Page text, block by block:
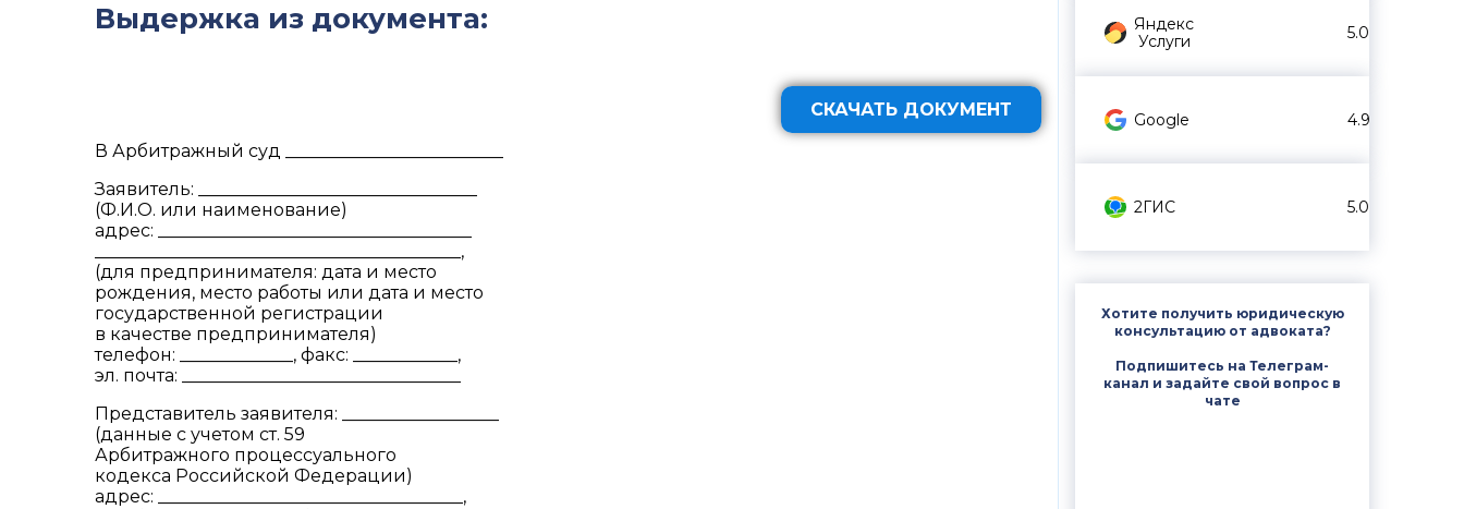
Яндекс
Услуги
5.0
Google 4.9
2ГИС 5.0
Хотите получить юридическую
консультацию от адвоката?
Подпишитесь на Телеграм-
канал и задайте свой вопрос в
чате
Выдержка из документа:
СКАЧАТЬ ДОКУМЕНТ
В Арбитражный суд _________________________
Заявитель: ________________________________
(Ф.И.О. или наименование)
адрес: ____________________________________
__________________________________________,
(для предпринимателя: дата и место
рождения, место работы или дата и место
государственной регистрации
в качестве предпринимателя)
телефон: _____________, факс: ____________,
эл. почта: ________________________________
Представитель заявителя: __________________
(данные с учетом ст. 59
Арбитражного процессуального
кодекса Российской Федерации)
адрес: ___________________________________,